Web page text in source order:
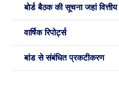
बोर्ड बैठक की सूचना जहां वित्तीय
वार्षिक रिपोर्ट्स
बांड से संबंधित प्रकटीकरण